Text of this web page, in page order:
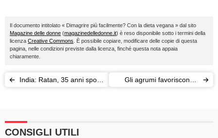
Il documento intitolato « Dimagrire più facilmente? Con la dieta vegana » dal sito
Magazine delle donne (magazinedelledonne.it) è reso disponibile sotto i termini della
licenza Creative Commons . È possibile copiare, modificare delle copie di questa
pagina, nelle condizioni previste dalla licenza, finché questa nota appaia
chiaramente.
India: Ratan, 35 anni sposa
sposata)
Gli agrumi favoriscono il
CONSIGLI UTILI